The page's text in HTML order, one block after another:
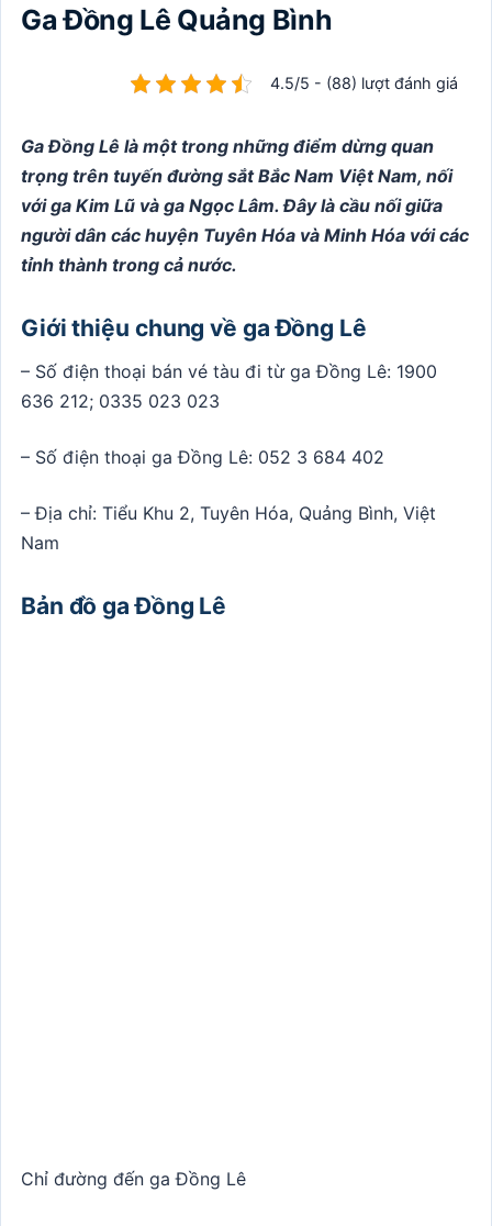
Ga Đồng Lê Quảng Bình
4.5/5 - (88) lượt đánh giá
Ga Đồng Lê là một trong những điểm dừng quan
trọng trên tuyến đường sắt Bắc Nam Việt Nam, nối
với ga Kim Lũ và ga Ngọc Lâm. Đây là cầu nối giữa
người dân các huyện Tuyên Hóa và Minh Hóa với các
tỉnh thành trong cả nước.
Giới thiệu chung về ga Đồng Lê
– Số điện thoại bán vé tàu đi từ ga Đồng Lê: 1900
636 212; 0335 023 023
– Số điện thoại ga Đồng Lê: 052 3 684 402
– Địa chỉ: Tiểu Khu 2, Tuyên Hóa, Quảng Bình, Việt
Nam
Bản đồ ga Đồng Lê
Chỉ đường đến ga Đồng Lê